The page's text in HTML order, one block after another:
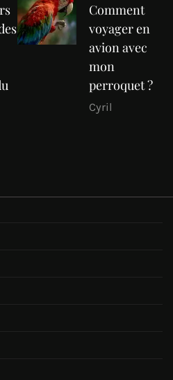
Comment
voyager en
avion avec
mon
perroquet ?
Cyril